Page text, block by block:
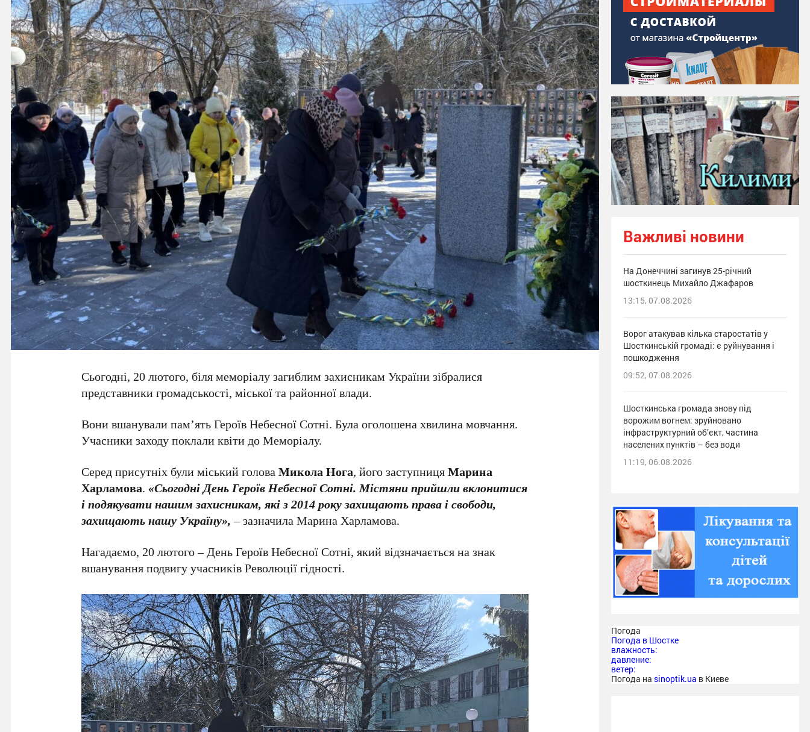
Сьогодні, 20 лютого, біля меморіалу загиблим захисникам України зібралися
представники громадськості, міської та районної влади.
Вони вшанували пам’ять Героїв Небесної Сотні. Була оголошена хвилина мовчання.
Учасники заходу поклали квіти до Меморіалу.
Серед присутніх були міський головаМикола Нога, його заступницяМарина
Харламова.«Сьогодні День Героїв Небесної Сотні. Містяни прийшли вклонитися
і подякувати нашим захисникам, які з 2014 року захищають права і свободи,
захищають нашу Україну»,– зазначила Марина Харламова.
Нагадаємо, 20 лютого – День Героїв Небесної Сотні, який відзначається на знак
вшанування подвигу учасників Революції гідності.
Важливі новини
На Донеччині загинув 25-річний
шосткинець Михайло Джафаров
13:15, 07.08.2026
Ворог атакував кілька старостатів у
Шосткинській громаді: є руйнування і
пошкодження
09:52, 07.08.2026
Шосткинська громада знову під
ворожим вогнем: зруйновано
інфраструктурний об’єкт, частина
населених пунктів – без води
11:19, 06.08.2026
Погода
Погода в Шостке
влажность:
давление:
ветер:
Погода на sinoptik.ua в Киеве